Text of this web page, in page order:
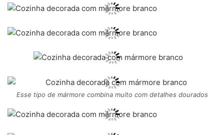
Esse tipo de mármore combina muito com detalhes dourados